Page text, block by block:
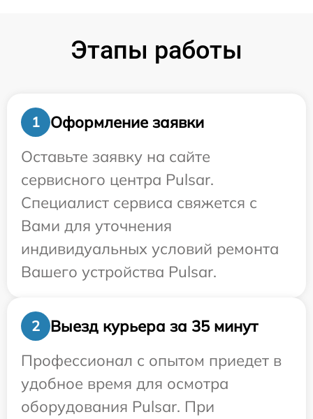
Этапы работы
1
Оформление заявки
Оставьте заявку на сайте
сервисного центра Pulsar.
Специалист сервиса свяжется с
Вами для уточнения
индивидуальных условий ремонта
Вашего устройства Pulsar.
2
Выезд курьера за 35 минут
Профессионал с опытом приедет в
удобное время для осмотра
оборудования Pulsar. При